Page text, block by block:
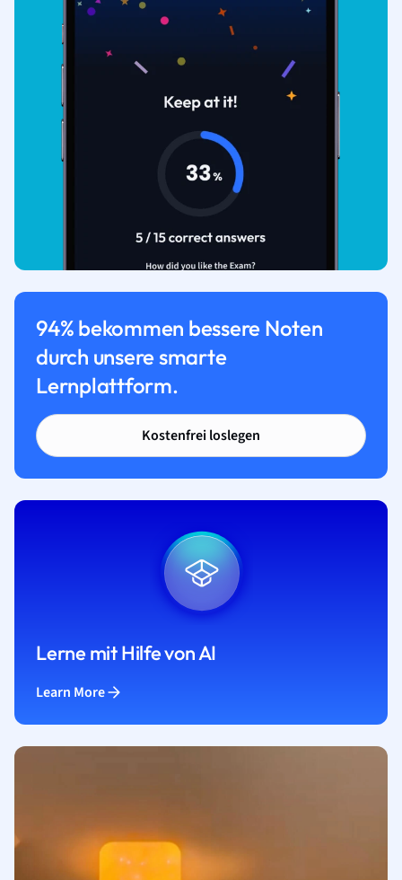
94% bekommen bessere Noten
durch unsere smarte
Lernplattform.
Kostenfrei loslegen
Lerne mit Hilfe von AI
Learn More